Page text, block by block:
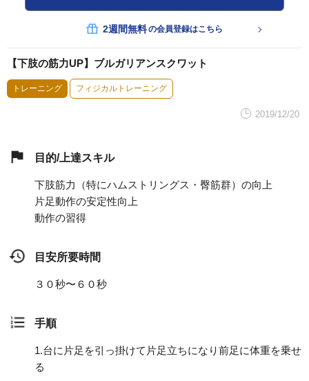
2週間無料の会員登録はこちら
【下肢の筋力UP】ブルガリアンスクワット
トレーニング フィジカルトレーニング
2019/12/20
目的/上達スキル
下肢筋力（特にハムストリングス・臀筋群）の向上
片足動作の安定性向上
動作の習得
目安所要時間
３０秒〜６０秒
手順
1.台に片足を引っ掛けて片足立ちになり前足に体重を乗せ
る